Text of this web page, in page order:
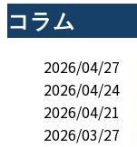
コラム
2026/04/27
2026/04/24
2026/04/21
2026/03/27